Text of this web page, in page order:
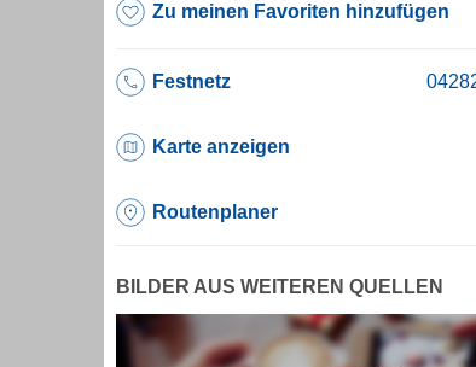
Zu meinen Favoriten hinzufügen
Festnetz
Karte anzeigen
Routenplaner
BILDER AUS WEITEREN QUELLEN